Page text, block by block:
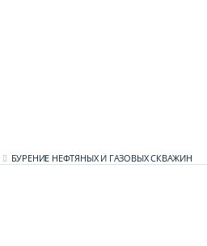
БУРЕНИЕ НЕФТЯНЫХ И ГАЗОВЫХ СКВАЖИН